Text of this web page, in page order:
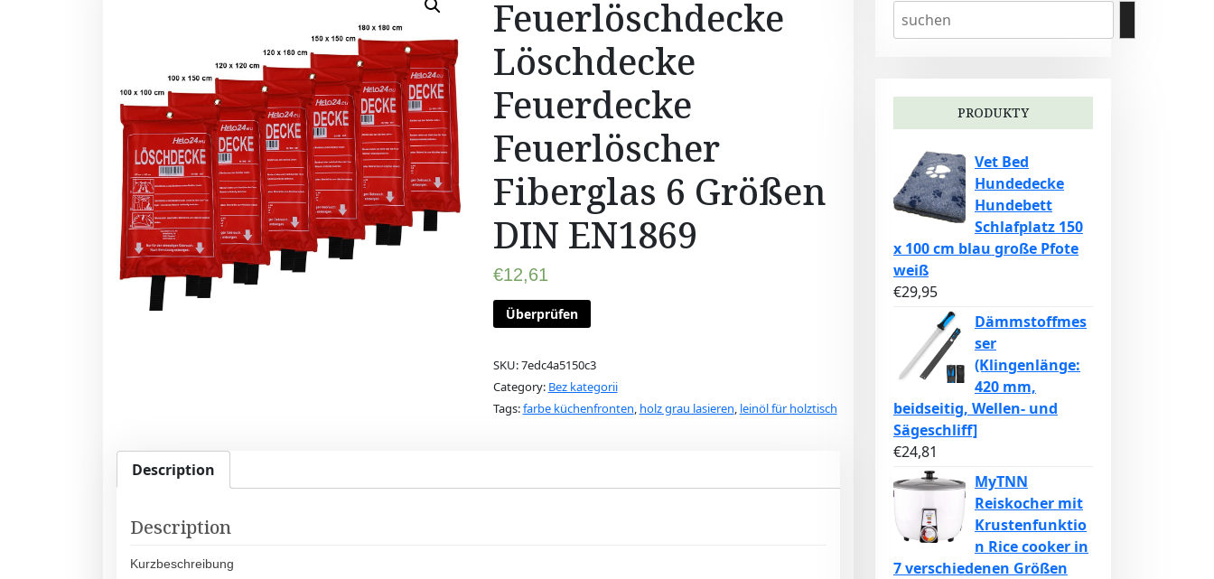
Feuerlöschdecke
Löschdecke
Feuerdecke
Feuerlöscher
Fiberglas 6 Größen
DIN EN1869
€12,61
Überprüfen
SKU:7edc4a5150c3
Category: Bez kategorii
Tags:farbe küchenfronten, holz grau lasieren, leinöl für holztisch
Description
Description
Kurzbeschreibung
PRODUKTY
Vet Bed
Hundedecke
Hundebett
Schlafplatz 150
x 100 cm blau große Pfote
weiß
€29,95
Dämmstoffmes
ser
(Klingenlänge:
420 mm,
beidseitig, Wellen- und
Sägeschliff]
€24,81
MyTNN
Reiskocher mit
Krustenfunktio
n Rice cooker in
7 verschiedenen Größen